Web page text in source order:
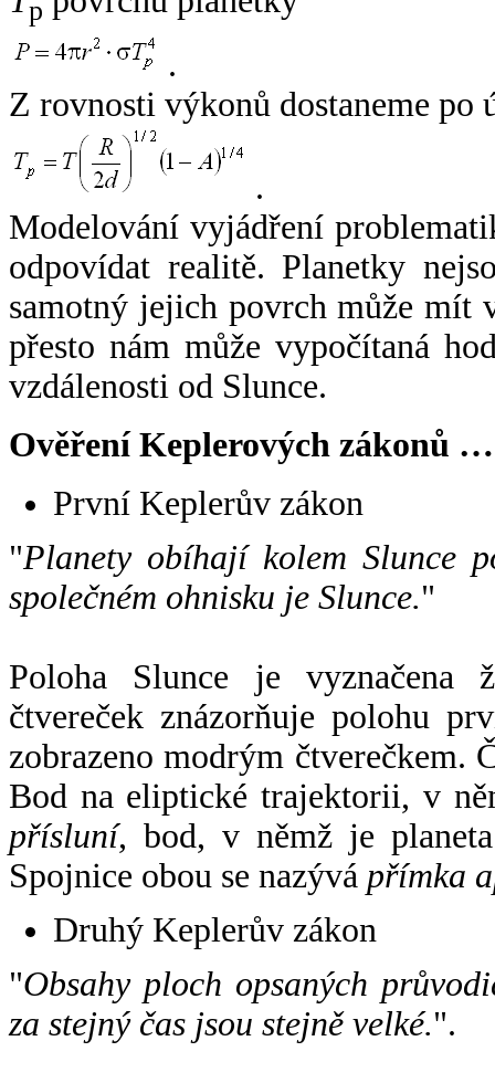
p
.
Z rovnosti výkonů dostaneme po
.
Modelování vyjádření
odpovídat realitě. Planetky
samotný jejich povrch může mít
přesto nám může vypočítaná
vzdálenosti od Slunce.
Ověření Keplerových zákonů …
První Keplerův zákon
"Planety obíhají kolem Slunce
společném ohnisku je Slunce."
Poloha Slunce je vyznačena
čtvereček znázorňuje polohu
zobrazeno modrým čtverečkem.
Bod na eliptické trajektorii, v
přísluní, bod, v němž je
Spojnice obou se nazývá přímka
Druhý Keplerův zákon
"Obsahy ploch opsaných
za stejný čas jsou stejně velké.".